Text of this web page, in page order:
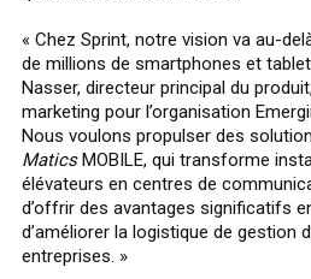
« Chez Sprint, notre vision va au-
de millions de smartphones et
Nasser, directeur principal du
marketing pour l’organisation
Nous voulons propulser des
MaticsMOBILE, qui transforme
élévateurs en centres de
d’offrir des avantages significatifs
d’améliorer la logistique de gestion
entreprises. »